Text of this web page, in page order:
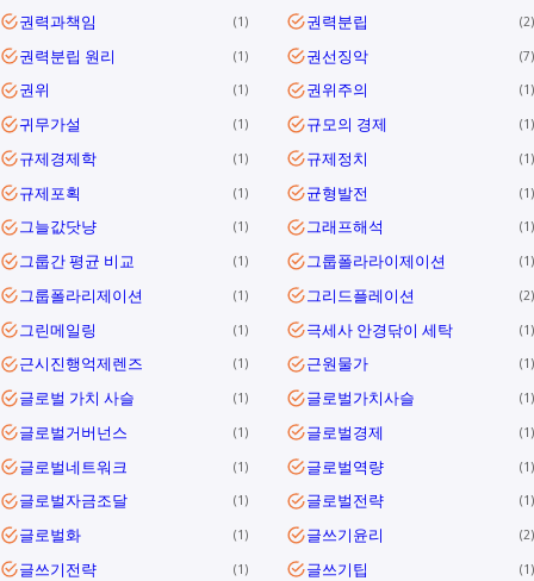
권력과책임 1 권력분립 2
권력분립 원리 1 권선징악 7
권위 1 권위주의 1
귀무가설 1 규모의 경제 1
규제경제학 1 규제정치 1
규제포획 1 균형발전 1
그늘값닷냥 1 그래프해석 1
그룹간 평균 비교 1 그룹폴라라이제이션 1
그룹폴라리제이션 1 그리드플레이션 2
그린메일링 1 극세사 안경닦이 세탁 1
근시진행억제렌즈 1 근원물가 1
글로벌 가치 사슬 1 글로벌가치사슬 1
글로벌거버넌스 1 글로벌경제 1
글로벌네트워크 1 글로벌역량 1
글로벌자금조달 1 글로벌전략 1
글로벌화 1 글쓰기윤리 2
글쓰기전략 1 글쓰기팁 1